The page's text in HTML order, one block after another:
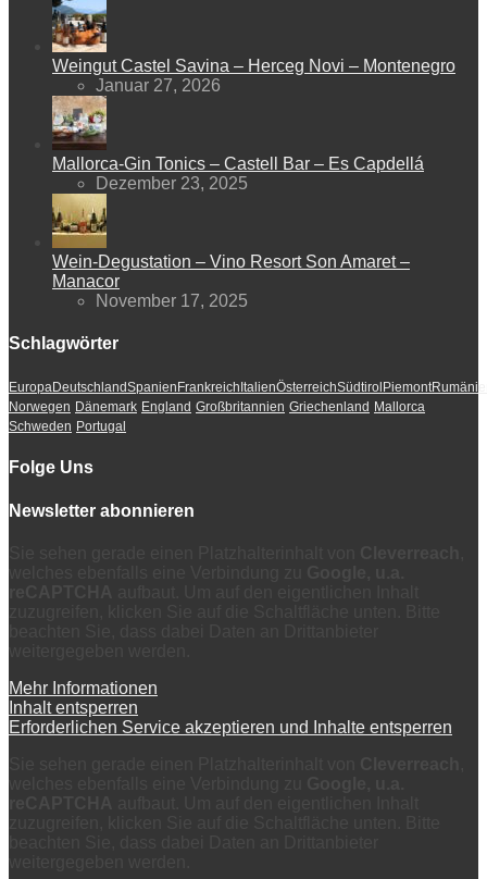
Weingut Castel Savina – Herceg Novi – Montenegro
Januar 27, 2026
Mallorca-Gin Tonics – Castell Bar – Es Capdellá
Dezember 23, 2025
Wein-Degustation – Vino Resort Son Amaret –
Manacor
November 17, 2025
Schlagwörter
EuropaDeutschlandSpanien Frankreich ItalienÖsterreichSüdtirol Piemont
Norwegen Dänemark England Großbritannien Griechenland Mallorca
Schweden Portugal
Folge Uns
Newsletter abonnieren
Mehr Informationen
Inhalt entsperren
Erforderlichen Service akzeptieren und Inhalte entsperren